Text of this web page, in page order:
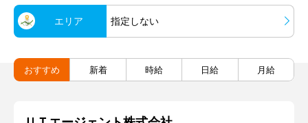
エリア 指定しない
おすすめ 新着 時給 日給 月給